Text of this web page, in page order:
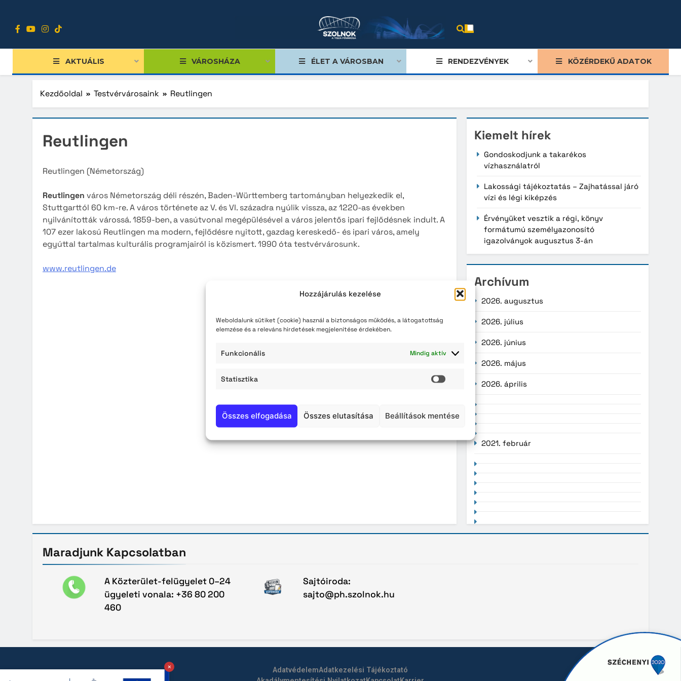
Hozzájárulás kezelése
Weboldalunk sütiket (cookie) használ a biztonságos működés, a látogatottság
elemzése és a releváns hirdetések megjelenítése érdekében.
Funkcionális Mindig aktív
Statisztika
Statisztika
Összes elfogadása Összes elutasítása Beállítások mentése
tartalomra
AKTUÁLIS VÁROSHÁZA
Diákpolgármester
Programok, stratégiák, koncepciók
Közzétételi lista
ÉLET A VÁROSBAN
Forli
Shoham
Bengbu
RENDEZVÉNYEK KÖZÉRDEKŰ ADATOK
Kezdőoldal Testvérvárosaink Reutlingen
Reutlingen
Reutlingen (Németország)
Reutlingen város Németország déli részén, Baden-Württemberg tartományban helyezkedik el,
Stuttgarttól 60 km-re. A város története az V. és VI. századra nyúlik vissza, az 1220-as években
nyilvánították várossá. 1859-ben, a vasútvonal megépülésével a város jelentős ipari fejlődésnek indult. A
107 ezer lakosú Reutlingen ma modern, fejlődésre nyitott, gazdag kereskedő- és ipari város, amely
egyúttal tartalmas kulturális programjairól is közismert. 1990 óta testvérvárosunk.
www.reutlingen.de
Kiemelt hírek
Gondoskodjunk a takarékos
vízhasználatról
Lakossági tájékoztatás – Zajhatással járó
vízi és légi kiképzés
Érvényüket vesztik a régi, könyv
formátumú személyazonosító
igazolványok augusztus 3-án
Archívum
2026. augusztus
2026. július
2026. június
2026. május
2026. április
2021. február
Maradjunk Kapcsolatban
A Közterület-felügyelet 0–24
ügyeleti vonala: +36 80 200
460
Sajtóiroda:
sajto@ph.szolnok.hu
AdatvédelemAdatkezelési Tájékoztató
×